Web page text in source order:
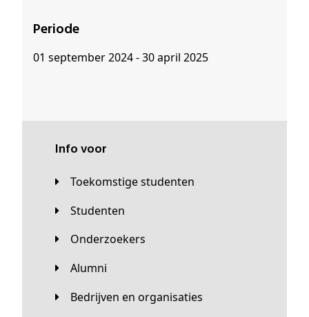
Periode
01 september 2024 - 30 april 2025
Info voor
Toekomstige studenten
Studenten
Onderzoekers
Alumni
Bedrijven en organisaties